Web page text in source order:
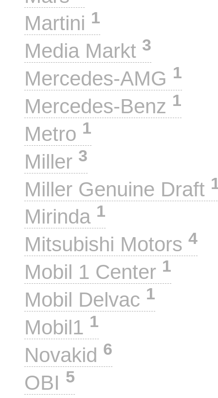
Martini 1
Media Markt 3
Mercedes-AMG 1
Mercedes-Benz 1
Metro 1
Miller 3
Miller Genuine Draft
Mirinda 1
Mitsubishi Motors 4
Mobil 1 Center 1
Mobil Delvac 1
Mobil1 1
Novakid 6
OBI 5